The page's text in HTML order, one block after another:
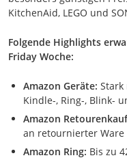
KitchenAid, LEGO und
Folgende Highlights
Friday Woche:
Amazon Geräte: Stark
Kindle-, Ring-, Blink-
Amazon
an retournierter Ware
Amazon Ring: Bis zu